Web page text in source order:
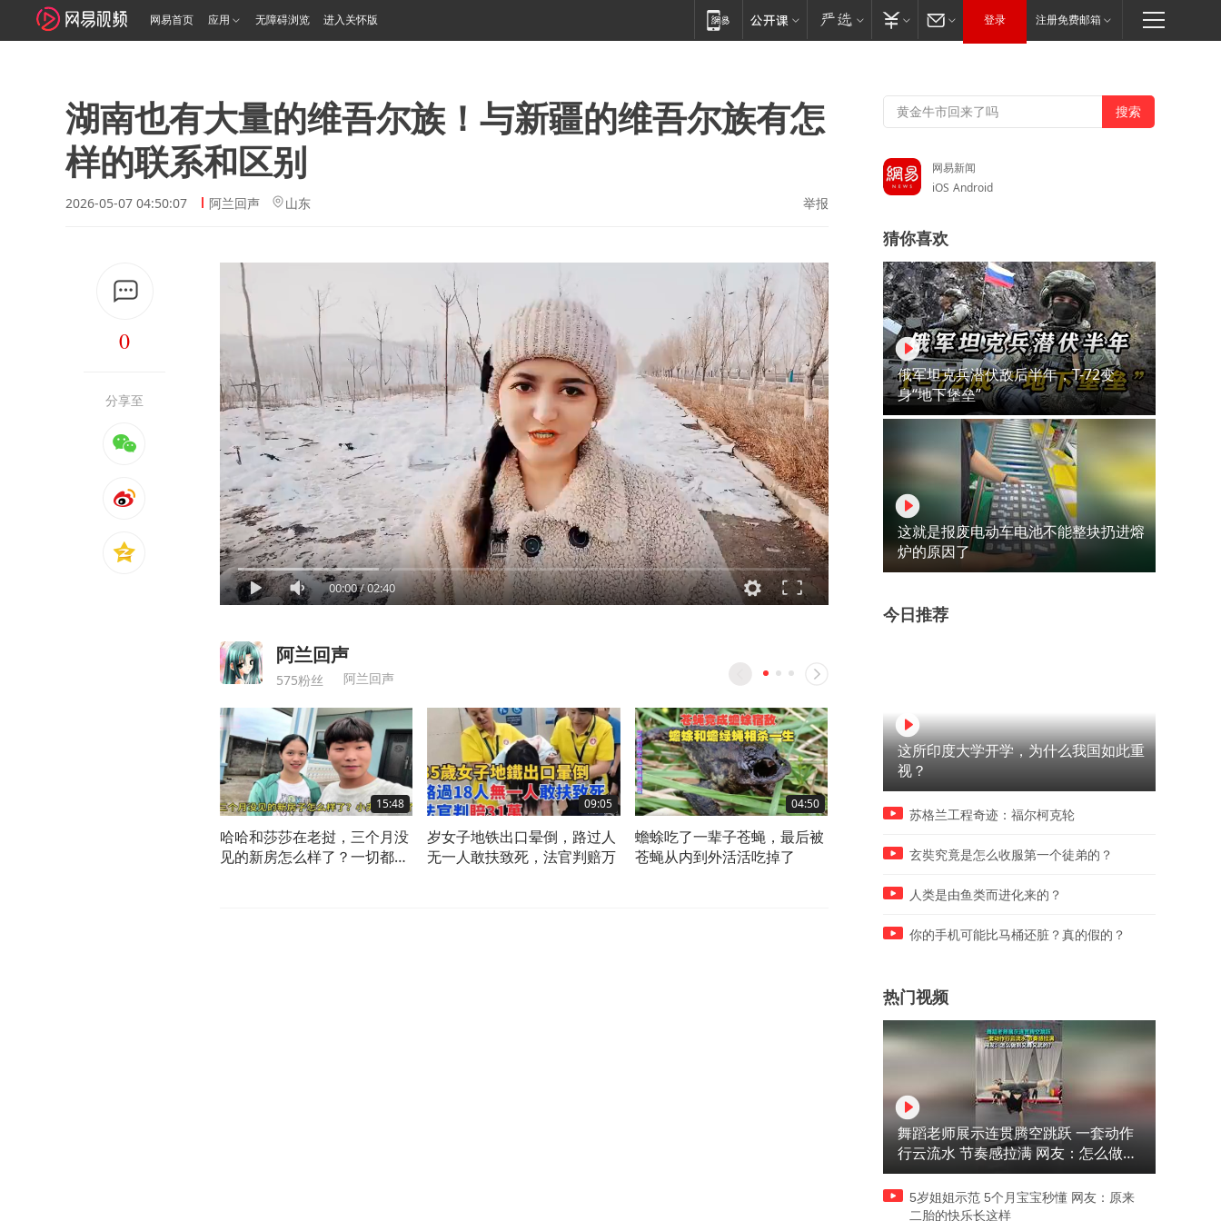
网易首页 应用 无障碍浏览 进入关怀版 登录 注册免费邮箱
湖南也有大量的维吾尔族！与新疆的维吾尔族有怎
样的联系和区别
2026-05-07 04:50:07 阿兰回声 山东 举报
0
分享至
00:00/02:40
阿兰回声
575粉丝 阿兰回声
15:48
哈哈和莎莎在老挝，三个月没
见的新房怎么样了？一切都在
09:05
岁女子地铁出口晕倒，路过人
无一人敢扶致死，法官判赔万
04:50
蟾蜍吃了一辈子苍蝇，最后被
苍蝇从内到外活活吃掉了
路怎么说的
震监控曝光，民房受损
网易新闻
iOS Android
猜你喜欢
俄军坦克兵潜伏敌后半年，T-72变
身“地下堡垒”
这就是报废电动车电池不能整块扔进熔
炉的原因了
今日推荐
这所印度大学开学，为什么我国如此重
视？
苏格兰工程奇迹：福尔柯克轮
玄奘究竟是怎么收服第一个徒弟的？
人类是由鱼类而进化来的？
你的手机可能比马桶还脏？真的假的？
热门视频
舞蹈老师展示连贯腾空跳跃 一套动作
行云流水 节奏感拉满 网友：怎么做到
又舞又武的？
5岁姐姐示范 5个月宝宝秒懂 网友：原来
二胎的快乐长这样